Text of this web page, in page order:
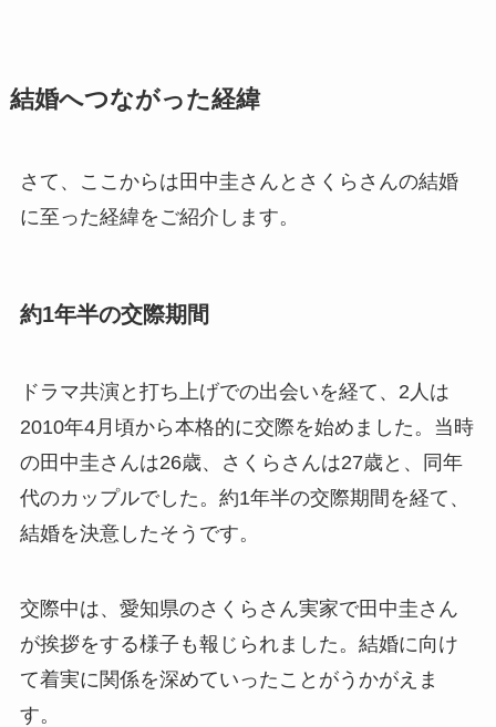
結婚へつながった経緯
さて、ここからは田中圭さんとさくらさんの結婚
に至った経緯をご紹介します。
約1年半の交際期間
ドラマ共演と打ち上げでの出会いを経て、2人は
2010年4月頃から本格的に交際を始めました。当時
の田中圭さんは26歳、さくらさんは27歳と、同年
代のカップルでした。約1年半の交際期間を経て、
結婚を決意したそうです。
交際中は、愛知県のさくらさん実家で田中圭さん
が挨拶をする様子も報じられました。結婚に向け
て着実に関係を深めていったことがうかがえま
す。